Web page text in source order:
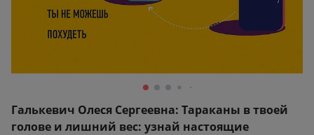
Галькевич Олеся Сергеевна: Тараканы в твоей
голове и лишний вес: узнай настоящие